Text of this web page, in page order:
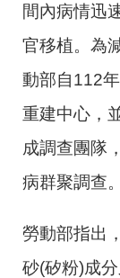
間內病情迅
官移植。為
動部自112
重建中心，
成調查團隊
病群聚調查。
勞動部指出
砂(矽粉)成